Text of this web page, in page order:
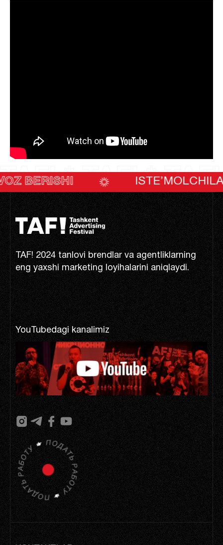
TAF! * TAF! *
ISTE’MOLCHILARNING
TAF! 2024 tanlovi brendlar va agentliklarning
eng yaxshi marketing loyihalarini aniqlaydi.
YouTubedagi kanalimiz